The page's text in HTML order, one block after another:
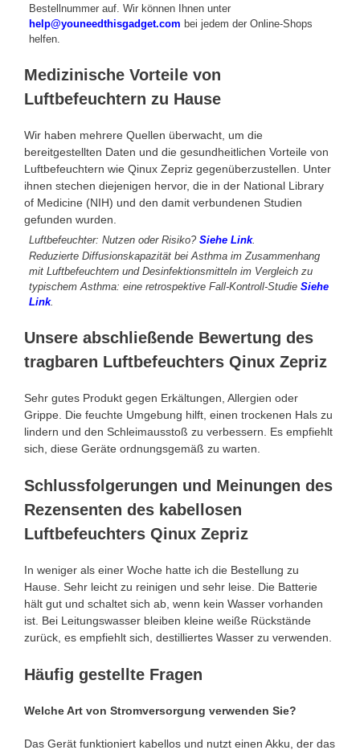
Bestellnummer auf. Wir können Ihnen unter
help@youneedthisgadget.com bei jedem der Online-Shops
helfen.
Medizinische Vorteile von
Luftbefeuchtern zu Hause
Wir haben mehrere Quellen überwacht, um die
bereitgestellten Daten und die gesundheitlichen Vorteile von
Luftbefeuchtern wie Qinux Zepriz gegenüberzustellen. Unter
ihnen stechen diejenigen hervor, die in der National Library
of Medicine (NIH) und den damit verbundenen Studien
gefunden wurden.
Luftbefeuchter: Nutzen oder Risiko? Siehe Link.
Reduzierte Diffusionskapazität bei Asthma im Zusammenhang
mit Luftbefeuchtern und Desinfektionsmitteln im Vergleich zu
typischem Asthma: eine retrospektive Fall-Kontroll-Studie Siehe
Link.
Unsere abschließende Bewertung des
tragbaren Luftbefeuchters Qinux Zepriz
Sehr gutes Produkt gegen Erkältungen, Allergien oder
Grippe. Die feuchte Umgebung hilft, einen trockenen Hals zu
lindern und den Schleimausstoß zu verbessern. Es empfiehlt
sich, diese Geräte ordnungsgemäß zu warten.
Schlussfolgerungen und Meinungen des
Rezensenten des kabellosen
Luftbefeuchters Qinux Zepriz
In weniger als einer Woche hatte ich die Bestellung zu
Hause. Sehr leicht zu reinigen und sehr leise. Die Batterie
hält gut und schaltet sich ab, wenn kein Wasser vorhanden
ist. Bei Leitungswasser bleiben kleine weiße Rückstände
zurück, es empfiehlt sich, destilliertes Wasser zu verwenden.
Häufig gestellte Fragen
Welche Art von Stromversorgung verwenden Sie?
Das Gerät funktioniert kabellos und nutzt einen Akku, der das